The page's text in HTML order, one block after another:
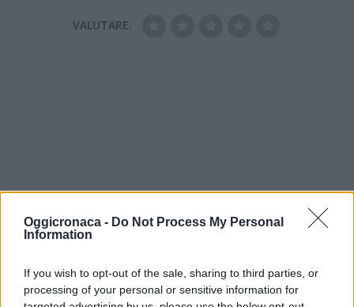
Oggicronaca - Do Not Process My Personal
Information
If you wish to opt-out of the sale, sharing to third parties, or
processing of your personal or sensitive information for
VALUTARE: